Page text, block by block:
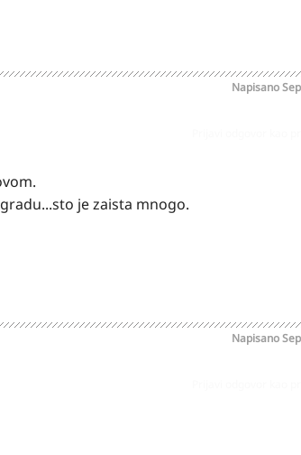
Napisano
je zaista mnogo.
Napisano